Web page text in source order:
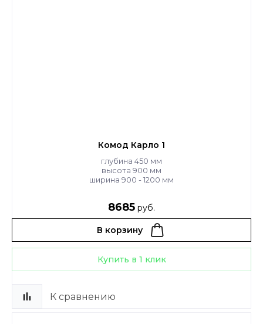
Комод Карло 1
глубина 450 мм
высота 900 мм
ширина 900 - 1200 мм
8685 руб.
В корзину
Купить в 1 клик
К сравнению